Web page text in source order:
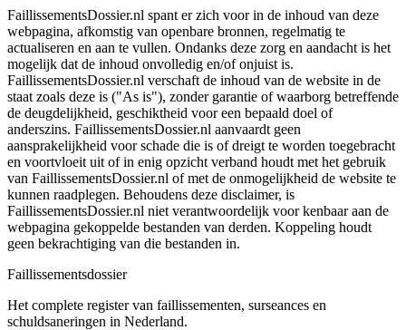
FaillissementsDossier.nl spant er zich voor in de inhoud van deze
webpagina, afkomstig van openbare bronnen, regelmatig te
actualiseren en aan te vullen. Ondanks deze zorg en aandacht is het
mogelijk dat de inhoud onvolledig en/of onjuist is.
FaillissementsDossier.nl verschaft de inhoud van de website in de
staat zoals deze is ("As is"), zonder garantie of waarborg betreffende
de deugdelijkheid, geschiktheid voor een bepaald doel of
anderszins. FaillissementsDossier.nl aanvaardt geen
aansprakelijkheid voor schade die is of dreigt te worden toegebracht
en voortvloeit uit of in enig opzicht verband houdt met het gebruik
van FaillissementsDossier.nl of met de onmogelijkheid de website te
kunnen raadplegen. Behoudens deze disclaimer, is
FaillissementsDossier.nl niet verantwoordelijk voor kenbaar aan de
webpagina gekoppelde bestanden van derden. Koppeling houdt
geen bekrachtiging van die bestanden in.
Faillissementsdossier
Het complete register van faillissementen, surseances en
schuldsaneringen in Nederland.